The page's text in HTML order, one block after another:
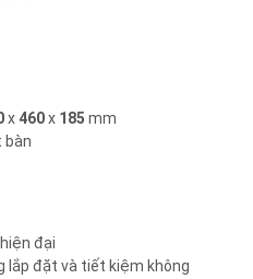
x 460x 185 mm
bàn
đại
lắp đặt và tiết kiệm không